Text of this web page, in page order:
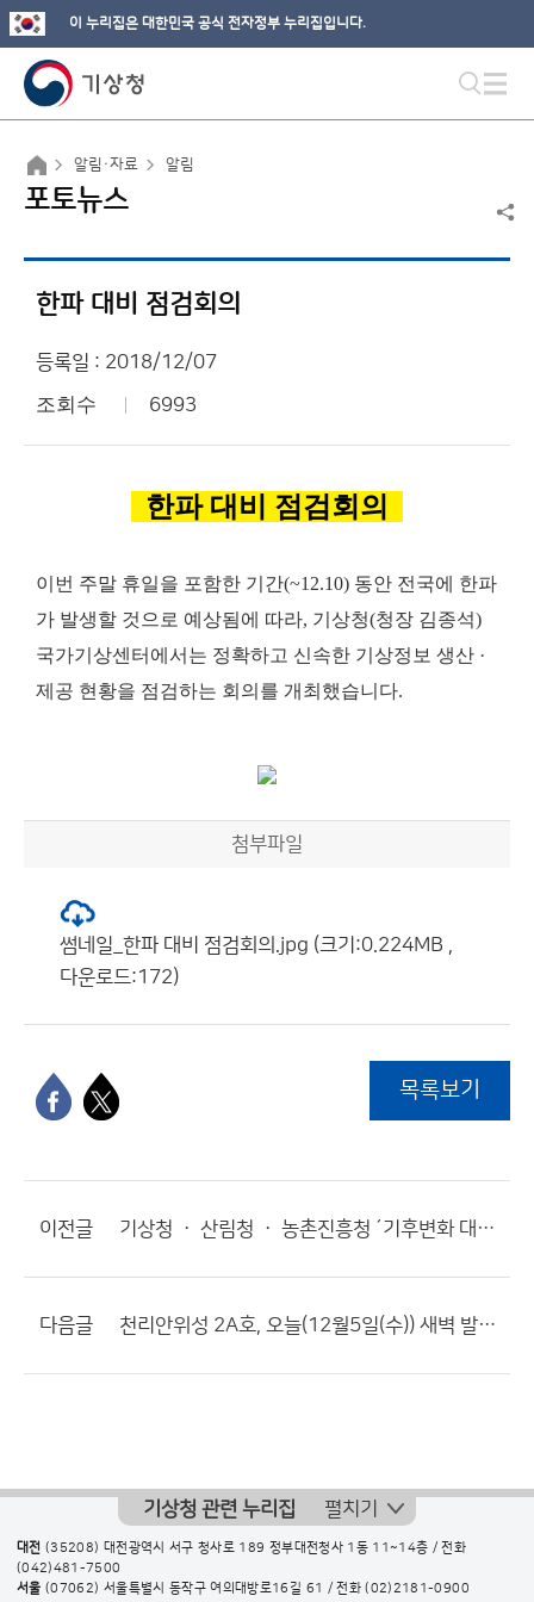
이 누리집은 대한민국 공식 전자정부 누리집입니다.
알림·자료 알림
포토뉴스
한파 대비 점검회의
등록일 : 2018/12/07
조회수 6993
한파 대비 점검회의
이번 주말 휴일을 포함한 기간(~12.10) 동안 전국에 한파
가 발생할 것으로 예상됨에 따라, 기상청(청장 김종석)
국가기상센터에서는 정확하고 신속한 기상정보 생산 ·
제공 현황을 점검하는 회의를 개최했습니다.
첨부파일
썸네일_한파 대비 점검회의.jpg (크기:0.224MB ,
다운로드:172)
목록보기
이전글 기상청 ㆍ 산림청 ㆍ 농촌진흥청 ´기후변화 대응´을 위한 업무협약 체결
다음글 천리안위성 2A호, 오늘(12월5일(수)) 새벽 발사 성공
기상청 관련 누리집 펼치기
대전 (35208) 대전광역시 서구 청사로 189 정부대전청사 1동 11~14층 / 전화
(042)481-7500
서울 (07062) 서울특별시 동작구 여의대방로16길 61 / 전화(02)2181-0900